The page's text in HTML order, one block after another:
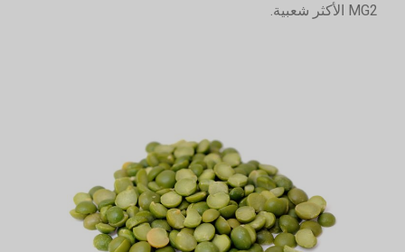
MG2 الأكثر شعبية.